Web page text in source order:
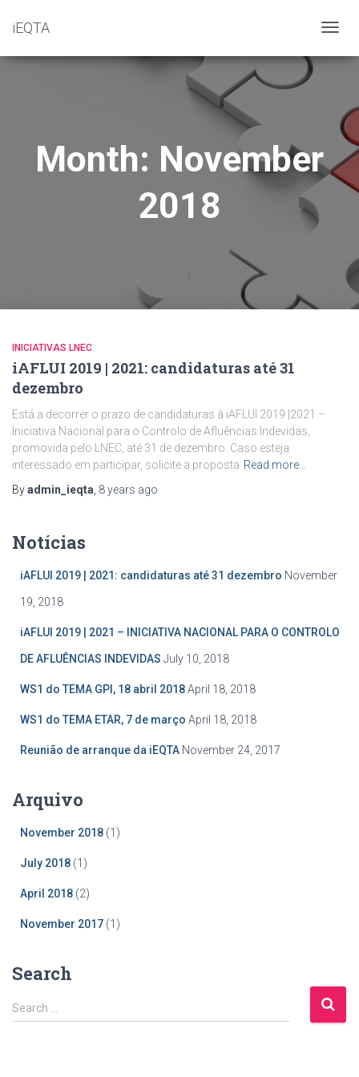
iEQTA
Month: November
2018
INICIATIVAS LNEC
iAFLUI 2019 | 2021: candidaturas até 31
dezembro
Está a decorrer o prazo de candidaturas à iAFLUI 2019 |2021 –
Iniciativa Nacional para o Controlo de Afluências Indevidas,
promovida pelo LNEC, até 31 de dezembro. Caso esteja
interessado em participar, solicite a proposta Read more…
Byadmin_ieqta 8 years ago
Notícias
iAFLUI 2019 | 2021: candidaturas até 31 dezembro November
19, 2018
iAFLUI 2019 | 2021 – INICIATIVA NACIONAL PARA O CONTROLO
DE AFLUÊNCIAS INDEVIDAS July 10, 2018
WS1 do TEMA GPI, 18 abril 2018April 18, 2018
WS1 do TEMA ETAR, 7 de março April 18, 2018
Reunião de arranque da iEQTA November 24, 2017
Arquivo
November 2018 (1)
July 2018 (1)
April 2018 (2)
November 2017 (1)
Search
S
e
Search …